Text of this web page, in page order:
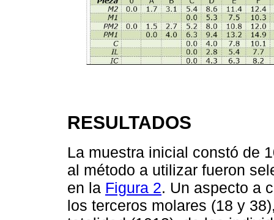
RESULTADOS
La muestra inicial constó de
al método a utilizar fueron
en la Figura 2. Un aspecto a
los terceros molares (18 y